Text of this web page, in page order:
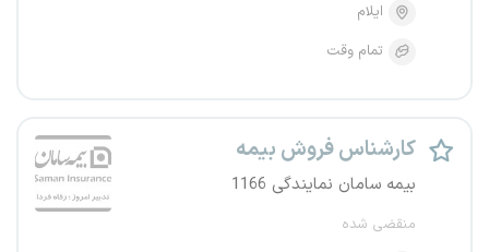
ایلام
تمام وقت
کارشناس فروش بیمه
بیمه سامان نمایندگی 1166
منقضی شده